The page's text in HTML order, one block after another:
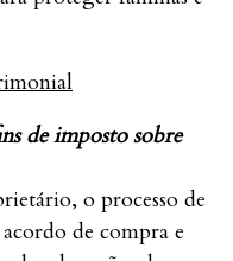
de imposto sobre
o processo de
de compra e